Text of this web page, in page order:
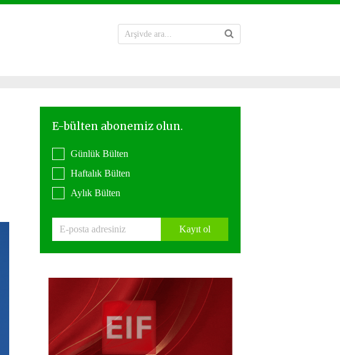
Günlük Bülten
Haftalık Bülten
Aylık Bülten
Kayıt ol